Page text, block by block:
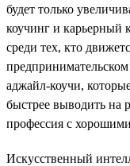
будет только
коучинг и карьерный
среди тех, кто
аджайл-коучи,
быстрее выводить
профессия с
Искусственный